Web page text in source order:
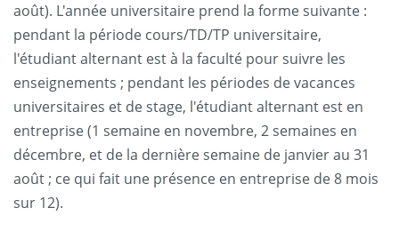
août). L'année universitaire prend la forme suivante :
pendant la période cours/TD/TP universitaire,
l'étudiant alternant est à la faculté pour suivre les
enseignements ; pendant les périodes de vacances
universitaires et de stage, l'étudiant alternant est en
entreprise (1 semaine en novembre, 2 semaines en
décembre, et de la dernière semaine de janvier au 31
août ; ce qui fait une présence en entreprise de 8 mois
sur 12).